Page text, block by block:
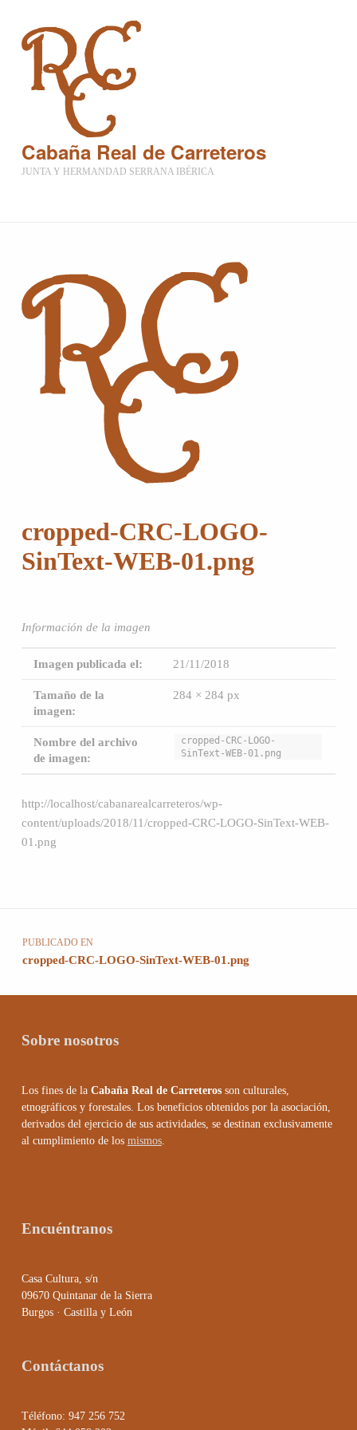
Cabaña Real de Carreteros
JUNTA Y HERMANDAD SERRANA IBÉRICA
cropped-CRC-LOGO-
SinText-WEB-01.png
Información de la imagen
Imagen publicada el: 21/11/2018
Tamaño de la
imagen:
284 × 284 px
Nombre del archivo
de imagen:
cropped-CRC-LOGO-
SinText-WEB-01.png
http://localhost/cabanarealcarreteros/wp-
content/uploads/2018/11/cropped-CRC-LOGO-SinText-WEB-
01.png
PUBLICADO EN
cropped-CRC-LOGO-SinText-WEB-01.png
Sobre nosotros
Los fines de la Cabaña Real de Carreterosson culturales,
etnográficos y forestales. Los beneficios obtenidos por la asociación,
derivados del ejercicio de sus actividades, se destinan exclusivamente
al cumplimiento de los mismos.
Encuéntranos
Casa Cultura, s/n
09670 Quintanar de la Sierra
Burgos · Castilla y León
Contáctanos
Téléfono: 947 256 752